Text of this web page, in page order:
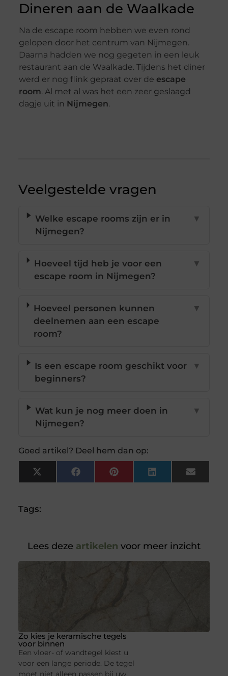
Dineren aan de Waalkade
Na de escape room hebben we even rond
gelopen door het centrum van Nijmegen.
Daarna hadden we nog gegeten in een leuk
restaurant aan de Waalkade. Tijdens het diner
werd er nog flink gepraat over de escape
room. Al met al was het een zeer geslaagd
dagje uit in Nijmegen.
Veelgestelde vragen
Welke escape rooms zijn er in
Nijmegen?
▼
Hoeveel tijd heb je voor een
escape room in Nijmegen?
▼
Hoeveel personen kunnen
deelnemen aan een escape
room?
▼
Is een escape room geschikt voor
beginners?
▼
Wat kun je nog meer doen in
Nijmegen?
▼
Goed artikel? Deel hem dan op:
X
(Twitter)
FacebookPinterestLinkedInEmail
Tags:
Lees deze artikelen voor meer inzicht
Zo kies je keramische tegels
voor binnen
Een vloer- of wandtegel kiest u
voor een lange periode. De tegel
moet niet alleen passen bij uw